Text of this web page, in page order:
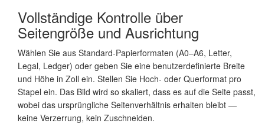
Vollständige Kontrolle über
Seitengröße und Ausrichtung
Wählen Sie aus Standard-Papierformaten (A0–A6, Letter,
Legal, Ledger) oder geben Sie eine benutzerdefinierte Breite
und Höhe in Zoll ein. Stellen Sie Hoch- oder Querformat pro
Stapel ein. Das Bild wird so skaliert, dass es auf die Seite passt,
wobei das ursprüngliche Seitenverhältnis erhalten bleibt —
keine Verzerrung, kein Zuschneiden.